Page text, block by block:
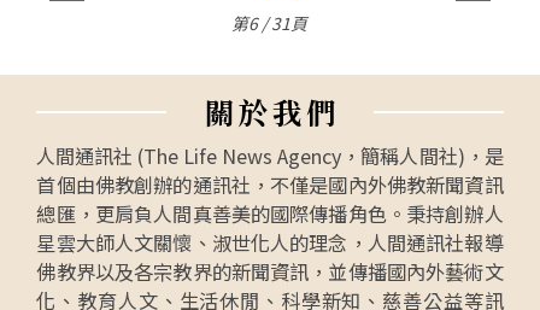
第6 / 31頁
關於我們
人間通訊社 (The Life News Agency，簡稱人間社)，是
首個由佛教創辦的通訊社，不僅是國內外佛教新聞資訊
總匯，更肩負人間真善美的國際傳播角色。秉持創辦人
星雲大師人文關懷、淑世化人的理念，人間通訊社報導
佛教界以及各宗教界的新聞資訊，並傳播國內外藝術文
化、教育人文、生活休閒、科學新知、慈善公益等訊